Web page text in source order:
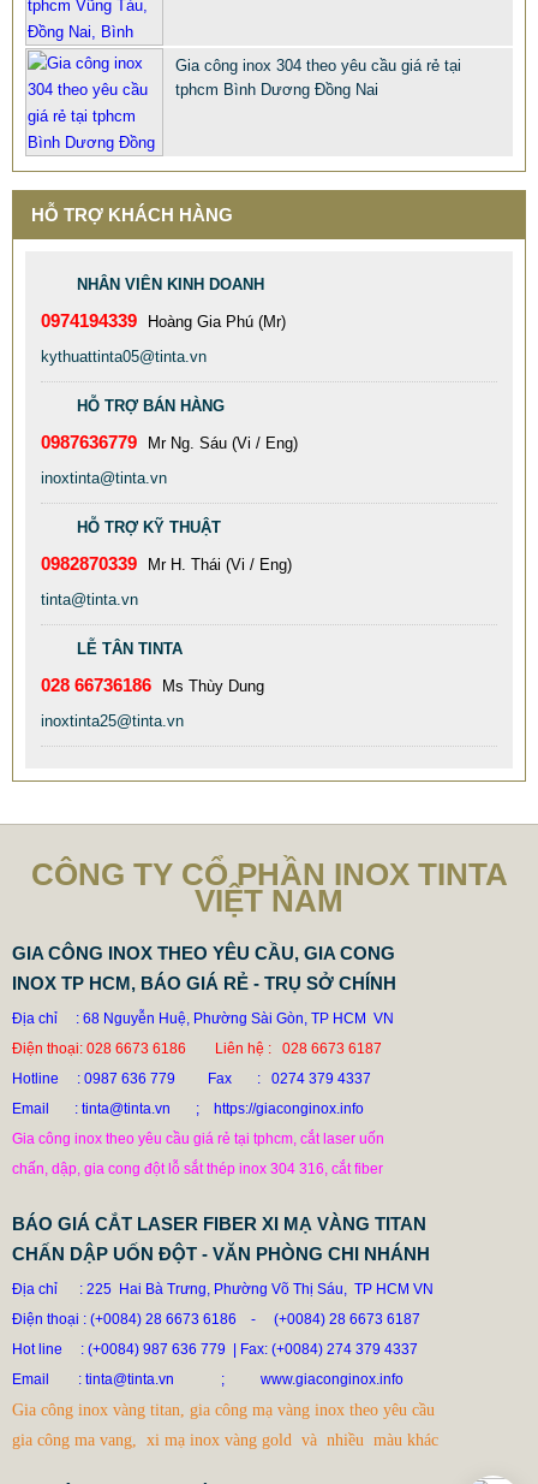
TINTA XƯỞNG GIA CÔNG BỒN CÔNG NGHIỆP INOX 304
TỐT
DÙ AI NÓI NGÃ NẰM NGHIÊNG, NGƯỜI MUA VẪN CỨ
ĐẶT BỒN TINTA
SP: XUONG GIA CONG BON CONG NGHIEP INOX TINTA
Gia công inox 304 theo yêu cầu giá rẻ tại
tphcm Bình Dương Đồng Nai
HỖ TRỢ KHÁCH HÀNG
NHÂN VIÊN KINH DOANH
0974194339
Hoàng Gia Phú (Mr)
kythuattinta05@tinta.vn
HỖ TRỢ BÁN HÀNG
0987636779
Mr Ng. Sáu (Vi / Eng)
inoxtinta@tinta.vn
HỖ TRỢ KỸ THUẬT
0982870339
Mr H. Thái (Vi / Eng)
tinta@tinta.vn
LỄ TÂN TINTA
028 66736186
Ms Thùy Dung
inoxtinta25@tinta.vn
CÔNG TY CỔ PHẦN INOX TINTA
VIỆT NAM
GIA CÔNG INOX THEO YÊU CẦU, GIA CONG
INOX TP HCM, BÁO GIÁ RẺ - TRỤ SỞ CHÍNH
Địa chỉ : 68 Nguyễn Huệ, Phường Sài Gòn, TP HCM VN
Điện thoại: 028 6673 6186 Liên hệ : 028 6673 6187
Hotline
: 0987 636 779 Fax : 0274 379 4337
Email : tinta@tinta.vn ; https://giaconginox.info
Gia công inox theo yêu cầu giá rẻ tại tphcm, cắt laser uốn
chấn, dập, gia cong đột lỗ sắt thép inox 304 316, cắt fiber
BÁO GIÁ CẮT LASER FIBER XI MẠ VÀNG TITAN
CHẤN DẬP UỐN ĐỘT - VĂN PHÒNG CHI NHÁNH
Địa chỉ : 225 Hai Bà Trưng, Phường Võ Thị Sáu, TP HCM VN
Điện thoại : (+0084) 28 6673 6186
-
(+0084) 28 6673 6187
Hot line
: (+0084) 987 636 779 | Fax: (+0084) 274 379 4337
Email
: tinta@tinta.vn ; www.giaconginox.info
Gia công inox vàng titan, gia công mạ vàng inox theo yêu cầu
gia công ma vang, xi mạ inox vàng gold và nhiều màu khác